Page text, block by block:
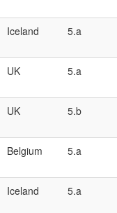
Iceland 5.a
UK 5.a
UK 5.b
Belgium 5.a
Iceland 5.a